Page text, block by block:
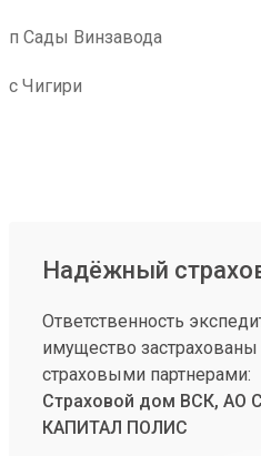
п Сады Винзавода
с Чигири
Надёжный
Ответственность
имущество
страховыми партнерами:
Страховой дом ВСК, АО
КАПИТАЛ ПОЛИС